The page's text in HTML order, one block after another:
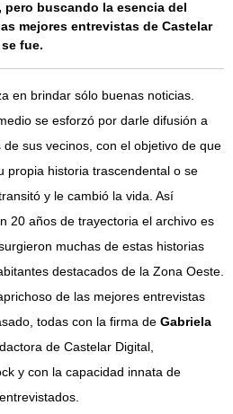
buscando la esencia del
mejores entrevistas de Castelar
fue.
en brindar sólo buenas noticias.
se esforzó por darle difusión a
sus vecinos, con el objetivo de que
propia historia trascendental o se
y le cambió la vida. Así
20 años de trayectoria el archivo es
muchas de estas historias
destacados de la Zona Oeste.
de las mejores entrevistas
todas con la firma de Gabriela
de Castelar Digital,
y con la capacidad innata de